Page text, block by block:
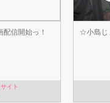
信開始っ！
イト
☆小島じ